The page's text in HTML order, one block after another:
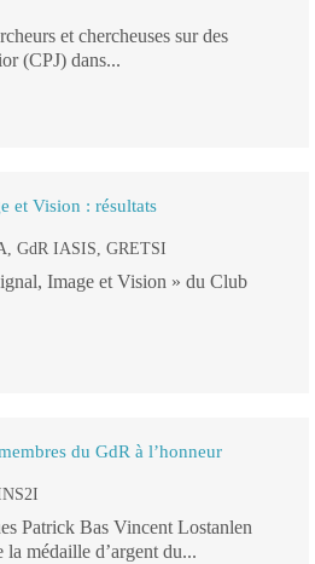
et chercheuses sur des
(CPJ) dans...
et Vision : résultats
, GdR IASIS, GRETSI
Image et Vision » du Club
du GdR à l’honneur
Patrick Bas Vincent Lostanlen
la médaille d’argent du...